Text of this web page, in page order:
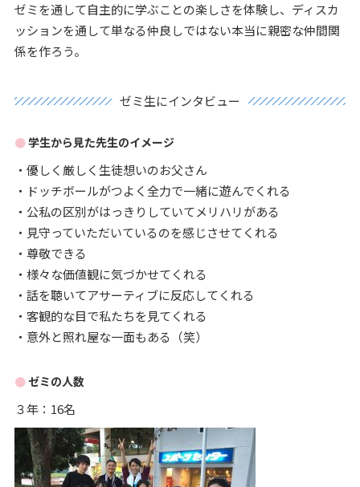
ゼミを通して自主的に学ぶことの楽しさを体験し、ディスカ
ッションを通して単なる仲良しではない本当に親密な仲間関
係を作ろう。
ゼミ生にインタビュー
学生から見た先生のイメージ
・優しく厳しく生徒想いのお父さん
・ドッチボールがつよく全力で一緒に遊んでくれる
・公私の区別がはっきりしていてメリハリがある
・見守っていただいているのを感じさせてくれる
・尊敬できる
・様々な価値観に気づかせてくれる
・話を聴いてアサーティブに反応してくれる
・客観的な目で私たちを見てくれる
・意外と照れ屋な一面もある（笑）
ゼミの人数
３年：16名